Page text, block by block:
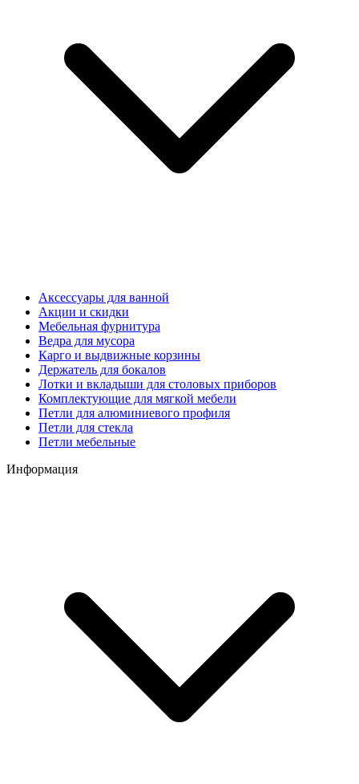
Аксессуары для ванной
Акции и скидки
Мебельная фурнитура
Ведра для мусора
Карго и выдвижные корзины
Держатель для бокалов
Лотки и вкладыши для столовых приборов
Комплектующие для мягкой мебели
Петли для алюминиевого профиля
Петли для стекла
Петли мебельные
Информация